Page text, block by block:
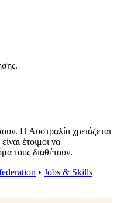
Η Αυστραλία χρειάζεται
έτοιμοι να
τους διαθέτουν.
• Jobs & Skills